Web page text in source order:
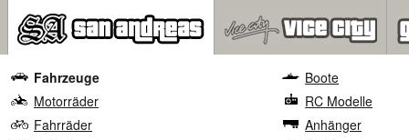
Fahrzeuge
Motorräder
Fahrräder
Boote
RC Modelle
Anhänger